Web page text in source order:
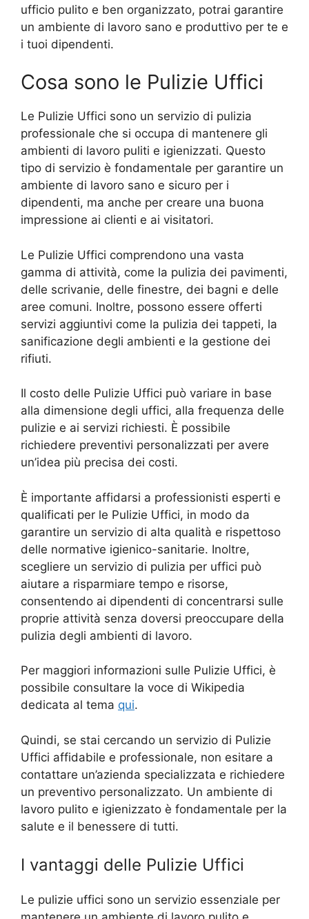
ufficio pulito e ben organizzato, potrai garantire
un ambiente di lavoro sano e produttivo per te e
i tuoi dipendenti.
Cosa sono le Pulizie Uffici
Le Pulizie Uffici sono un servizio di pulizia
professionale che si occupa di mantenere gli
ambienti di lavoro puliti e igienizzati. Questo
tipo di servizio è fondamentale per garantire un
ambiente di lavoro sano e sicuro per i
dipendenti, ma anche per creare una buona
impressione ai clienti e ai visitatori.
Le Pulizie Uffici comprendono una vasta
gamma di attività, come la pulizia dei pavimenti,
delle scrivanie, delle finestre, dei bagni e delle
aree comuni. Inoltre, possono essere offerti
servizi aggiuntivi come la pulizia dei tappeti, la
sanificazione degli ambienti e la gestione dei
rifiuti.
Il costo delle Pulizie Uffici può variare in base
alla dimensione degli uffici, alla frequenza delle
pulizie e ai servizi richiesti. È possibile
richiedere preventivi personalizzati per avere
un’idea più precisa dei costi.
È importante affidarsi a professionisti esperti e
qualificati per le Pulizie Uffici, in modo da
garantire un servizio di alta qualità e rispettoso
delle normative igienico-sanitarie. Inoltre,
scegliere un servizio di pulizia per uffici può
aiutare a risparmiare tempo e risorse,
consentendo ai dipendenti di concentrarsi sulle
proprie attività senza doversi preoccupare della
pulizia degli ambienti di lavoro.
Per maggiori informazioni sulle Pulizie Uffici, è
possibile consultare la voce di Wikipedia
dedicata al tema qui.
Quindi, se stai cercando un servizio di Pulizie
Uffici affidabile e professionale, non esitare a
contattare un’azienda specializzata e richiedere
un preventivo personalizzato. Un ambiente di
lavoro pulito e igienizzato è fondamentale per la
salute e il benessere di tutti.
I vantaggi delle Pulizie Uffici
Le pulizie uffici sono un servizio essenziale per